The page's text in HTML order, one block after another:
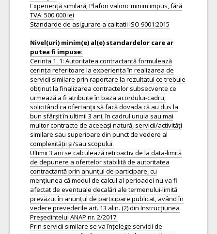
Experiență similară; Plafon valoric minim impus, fără
TVA: 500.000 lei
Standarde de asigurare a calitatii ISO 9001:2015
Nivel(uri) minim(e) al(e) standardelor care ar
Cerinta 1_1: Autoritatea contractantă formulează
cerința referitoare la experiența în realizarea de
servicii similare prin raportare la rezultatul ce trebuie
obținut la finalizarea contractelor subsecvente ce
urmează a fi atribuite în baza acordului-cadru,
solicitând ca ofertanții să facă dovada că au dus la
bun sfârșit în ultimii 3 ani, în cadrul unuia sau mai
multor contracte de aceeași natură, servicii/activități
similare sau superioare din punct de vedere al
complexității și/sau scopului.
Ultimii 3 ani se calculează retroactiv de la data-limită
de depunere a ofertelor stabilită de autoritatea
contractantă prin anunțul de participare, cu
mențiunea că modul de calcul al perioadei nu va fi
afectat de eventuale decalări ale termenului-limită
prevăzut în anunțul de participare publicat, având în
vedere prevederile art. 13 alin. (2) din Instrucțiunea
Președintelui ANAP nr. 2/2017.
Prin servicii similare se va înțelege servicii de